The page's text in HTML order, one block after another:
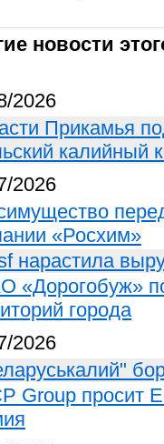
новости
2026
Прикамья
2026
«Росхим»
нарастила
«Дорогобуж»
города
2026
Group просит